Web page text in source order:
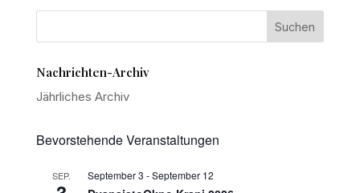
Nachrichten-Archiv
Jährliches Archiv
Bevorstehende Veranstaltungen
SEP. September 3 -September 12